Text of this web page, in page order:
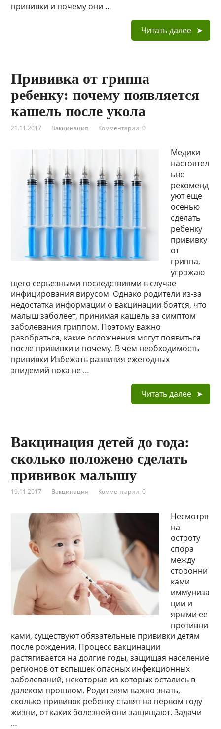
прививки и почему они …
Читать далее
Прививка от гриппа
ребенку: почему появляется
кашель после укола
21.11.2017 Вакцинация Комментарии: 0
Медики
настоятел
ьно
рекоменд
уют еще
осенью
сделать
ребенку
прививку
от
гриппа,
угрожаю
щего серьезными последствиями в случае
инфицирования вирусом. Однако родители из-за
недостатка информации о вакцинации боятся, что
малыш заболеет, принимая кашель за симптом
заболевания гриппом. Поэтому важно
разобраться, какие осложнения могут появиться
после прививки и почему. В чем необходимость
прививки Избежать развития ежегодных
эпидемий пока не …
Читать далее
Вакцинация детей до года:
сколько положено сделать
прививок малышу
19.11.2017 Вакцинация Комментарии: 0
Несмотря
на
остроту
спора
между
сторонни
ками
иммуниза
ции и
ярыми ее
противни
ками, существуют обязательные прививки детям
после рождения. Процесс вакцинации
растягивается на долгие годы, защищая население
регионов от вспышек опасных инфекционных
заболеваний, некоторые из которых остались в
далеком прошлом. Родителям важно знать,
сколько прививок ребенку ставят на первом году
жизни, от каких болезней они защищают. Задачи
…